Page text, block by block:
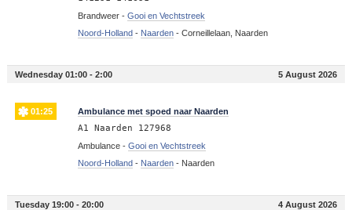
Brandweer - Gooi en Vechtstreek
Noord-Holland- Naarden- Corneillelaan, Naarden
Wednesday 01:00 - 2:00 5 August 2026
01:25 Ambulance met spoed naar Naarden
A1 Naarden 127968
Ambulance - Gooi en Vechtstreek
Noord-Holland- Naarden- Naarden
Tuesday 19:00 - 20:00 4 August 2026